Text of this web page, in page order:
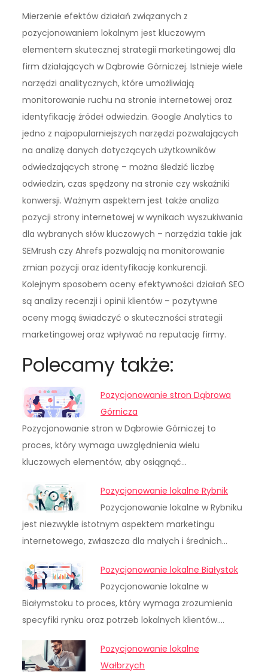
Mierzenie efektów działań związanych z
pozycjonowaniem lokalnym jest kluczowym
elementem skutecznej strategii marketingowej dla
firm działających w Dąbrowie Górniczej. Istnieje wiele
narzędzi analitycznych, które umożliwiają
monitorowanie ruchu na stronie internetowej oraz
identyfikację źródeł odwiedzin. Google Analytics to
jedno z najpopularniejszych narzędzi pozwalających
na analizę danych dotyczących użytkowników
odwiedzających stronę – można śledzić liczbę
odwiedzin, czas spędzony na stronie czy wskaźniki
konwersji. Ważnym aspektem jest także analiza
pozycji strony internetowej w wynikach wyszukiwania
dla wybranych słów kluczowych – narzędzia takie jak
SEMrush czy Ahrefs pozwalają na monitorowanie
zmian pozycji oraz identyfikację konkurencji.
Kolejnym sposobem oceny efektywności działań SEO
są analizy recenzji i opinii klientów – pozytywne
oceny mogą świadczyć o skuteczności strategii
marketingowej oraz wpływać na reputację firmy.
Polecamy także:
Pozycjonowanie stron Dąbrowa
Górnicza
Pozycjonowanie stron w Dąbrowie Górniczej to
proces, który wymaga uwzględnienia wielu
kluczowych elementów, aby osiągnąć…
Pozycjonowanie lokalne Rybnik
Pozycjonowanie lokalne w Rybniku
jest niezwykle istotnym aspektem marketingu
internetowego, zwłaszcza dla małych i średnich…
Pozycjonowanie lokalne Białystok
Pozycjonowanie lokalne w
Białymstoku to proces, który wymaga zrozumienia
specyfiki rynku oraz potrzeb lokalnych klientów.…
Pozycjonowanie lokalne
Wałbrzych